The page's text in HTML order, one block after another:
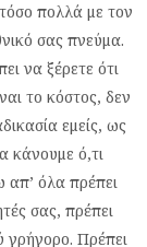
πολλά με τον
σας πνεύμα.
να ξέρετε ότι
το κόστος, δεν
εμείς, ως
κάνουμε ό,τι
απ’ όλα πρέπει
σας, πρέπει
γρήγορο. Πρέπει